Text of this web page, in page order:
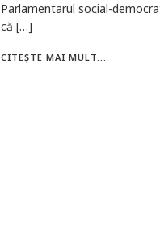
Parlamentarul social-
că […]
CITEȘTE MAI MULT...